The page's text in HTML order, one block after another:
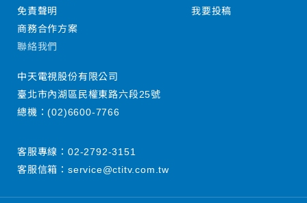
免責聲明
商務合作方案
我要投稿
聯絡我們
中天電視股份有限公司
臺北市內湖區民權東路六段25號
總機：(02)6600-7766
客服專線： 02-2792-3151
客服信箱： service@ctitv.com.tw